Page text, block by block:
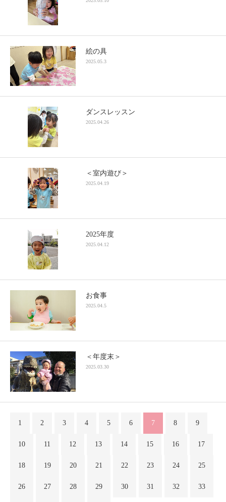
絵の具
2025.05.3
ダンスレッスン
2025.04.26
＜室内遊び＞
2025.04.19
2025年度
2025.04.12
お食事
2025.04.5
＜年度末＞
2025.03.30
1 2 3 4 5 6 7 8 9
10 11 12 13 14 15 16 17
18 19 20 21 22 23 24 25
26 27 28 29 30 31 32 33